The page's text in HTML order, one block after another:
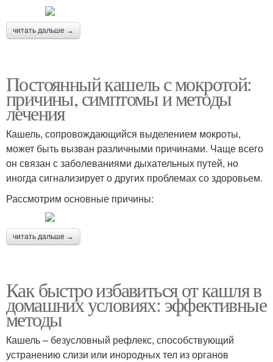
читать дальше →
Постоянный кашель с мокротой:
причины, симптомы и методы
лечения
Кашель, сопровождающийся выделением мокроты,
может быть вызван различными причинами. Чаще всего
он связан с заболеваниями дыхательных путей, но
иногда сигнализирует о других проблемах со здоровьем.
Рассмотрим основные причины:
читать дальше →
Как быстро избавиться от кашля в
домашних условиях: эффективные
методы
Кашель – безусловный рефлекс, способствующий
устранению слизи или инородных тел из органов